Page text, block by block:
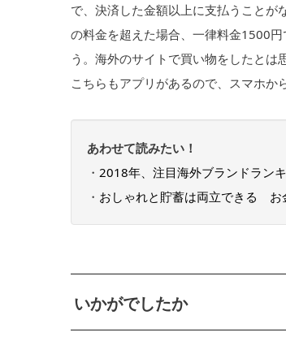
で、決済した金額以上に支払うことが
の料金を超えた場合、一律料金1500
う。海外のサイトで買い物をしたとは
こちらもアプリがあるので、スマホか
あわせて読みたい！
・ 2018年、注目海外ブランドラン
・ おしゃれと貯蓄は両立できる お
いかがでしたか